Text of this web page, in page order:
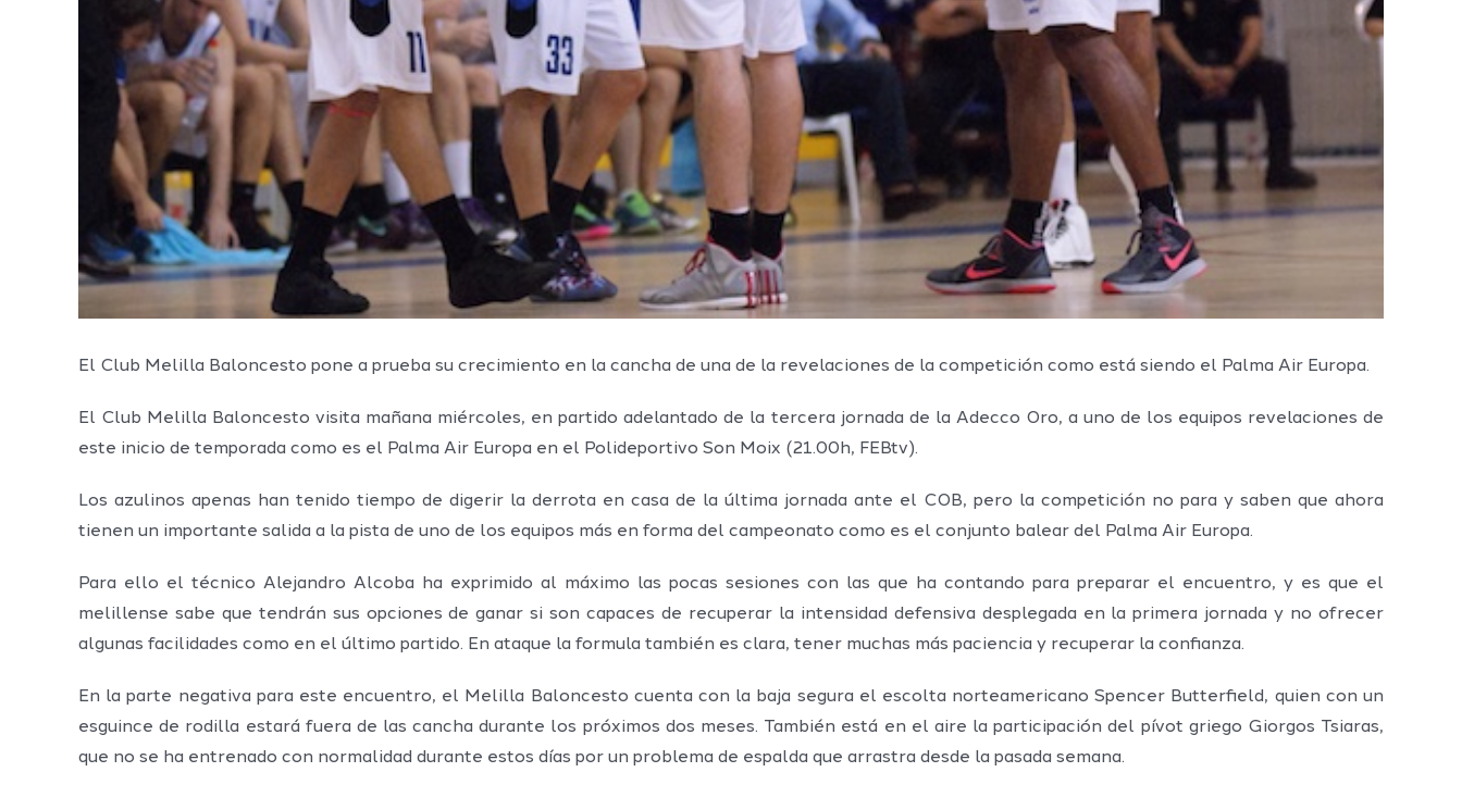
El Club Melilla Baloncesto pone a prueba su crecimiento en la cancha de una de la revelaciones de la competición como está siendo el Palma Air Europa.
El Club Melilla Baloncesto visita mañana miércoles, en partido adelantado de la tercera jornada de la Adecco Oro, a uno de los equipos revelaciones de
este inicio de temporada como es el Palma Air Europa en el Polideportivo Son Moix (21.00h, FEBtv).
Los azulinos apenas han tenido tiempo de digerir la derrota en casa de la última jornada ante el COB, pero la competición no para y saben que ahora
tienen un importante salida a la pista de uno de los equipos más en forma del campeonato como es el conjunto balear del Palma Air Europa.
Para ello el técnico Alejandro Alcoba ha exprimido al máximo las pocas sesiones con las que ha contando para preparar el encuentro, y es que el
melillense sabe que tendrán sus opciones de ganar si son capaces de recuperar la intensidad defensiva desplegada en la primera jornada y no ofrecer
algunas facilidades como en el último partido. En ataque la formula también es clara, tener muchas más paciencia y recuperar la confianza.
En la parte negativa para este encuentro, el Melilla Baloncesto cuenta con la baja segura el escolta norteamericano Spencer Butterfield, quien con un
esguince de rodilla estará fuera de las cancha durante los próximos dos meses. También está en el aire la participación del pívot griego Giorgos Tsiaras,
que no se ha entrenado con normalidad durante estos días por un problema de espalda que arrastra desde la pasada semana.